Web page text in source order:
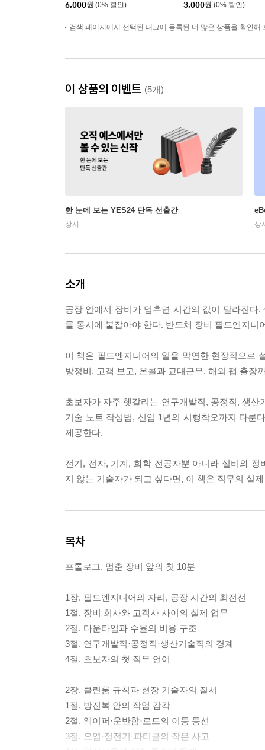
6,000원 (0% 할인)
3,000원 (0% 할인)
검색 페이지에서 선택된 태그에 등록된 더 많은 상품을 확인해
이 상품의 이벤트 (5개)
한 눈에 보는 YES24 단독 선출간
상시 상
소개
공장 안에서 장비가 멈추면 시간의 값이 달라진다
를 동시에 붙잡아야 한다. 반도체 장비 필드엔지
이 책은 필드엔지니어의 일을 막연한 현장직으로
방정비, 고객 보고, 온콜과 교대근무, 해외 팹 출장
초보자가 자주 헷갈리는 연구개발직, 공정직, 생
기술 노트 작성법, 신입 1년의 시행착오까지 다룬
제공한다.
전기, 전자, 기계, 화학 전공자뿐 아니라 설비와
지 않는 기술자가 되고 싶다면, 이 책은 직무의 실
목차
프롤로그. 멈춘 장비 앞의 첫 10분
1장. 필드엔지니어의 자리, 공장 시간의 최전선
1절. 장비 회사와 고객사 사이의 실제 업무
2절. 다운타임과 수율의 비용 구조
3절. 연구개발직·공정직·생산기술직의 경계
4절. 초보자의 첫 직무 언어
2장. 클린룸 규칙과 현장 기술자의 질서
1절. 방진복 안의 작업 감각
2절. 웨이퍼·운반함·로트의 이동 동선
3절. 오염·정전기·파티클의 작은 사고